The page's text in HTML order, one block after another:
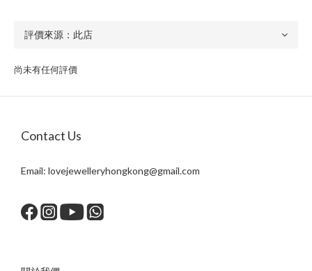
尚未有任何評價
Contact Us
Email: lovejewelleryhongkong@gmail.com